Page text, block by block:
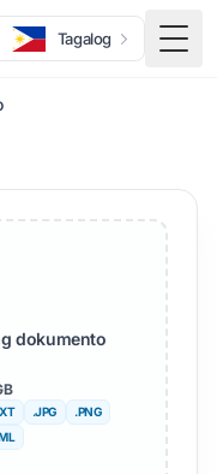
Tagalog
I-
dokumento
.JPG
.PNG